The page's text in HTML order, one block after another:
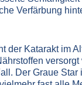
Verfärbung
der Katarakt im
Der Graue Star